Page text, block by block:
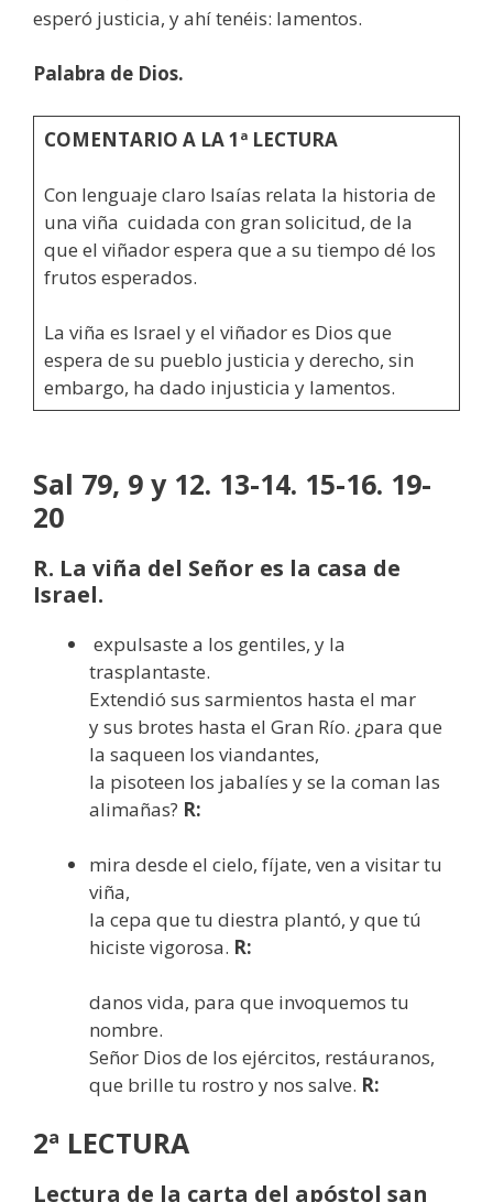
esperó justicia, y ahí tenéis: lamentos.
Palabra de Dios.
COMENTARIO A LA 1ª LECTURA
Con lenguaje claro Isaías relata la historia de
una viña cuidada con gran solicitud, de la
que el viñador espera que a su tiempo dé los
frutos esperados.
La viña es Israel y el viñador es Dios que
espera de su pueblo justicia y derecho, sin
embargo, ha dado injusticia y lamentos.
Sal 79, 9 y 12. 13-14. 15-16. 19-
20
R. La viña del Señor es la casa de
Israel.
expulsaste a los gentiles, y la
trasplantaste.
Extendió sus sarmientos hasta el mar
y sus brotes hasta el Gran Río. ¿para que
la saqueen los viandantes,
la pisoteen los jabalíes y se la coman las
alimañas? R:
mira desde el cielo, fíjate, ven a visitar tu
viña,
la cepa que tu diestra plantó, y que tú
hiciste vigorosa. R:
danos vida, para que invoquemos tu
nombre.
Señor Dios de los ejércitos, restáuranos,
que brille tu rostro y nos salve. R:
2ª LECTURA
Lectura de la carta del apóstol san